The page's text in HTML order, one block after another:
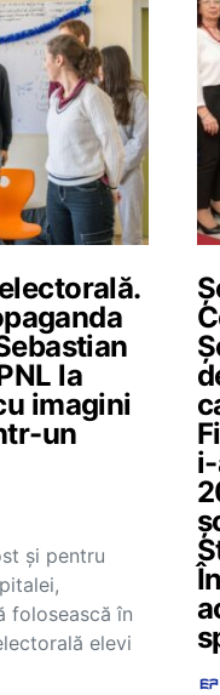
la
imagini
un
și pentru
folosească în
elevi